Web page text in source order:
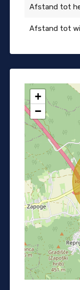
Afstand tot
Afstand tot
+
−